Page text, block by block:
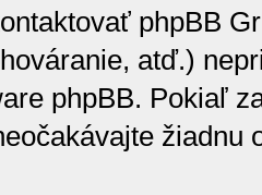
phpBB
atď.)
phpBB. Pokiaľ
žiadnu